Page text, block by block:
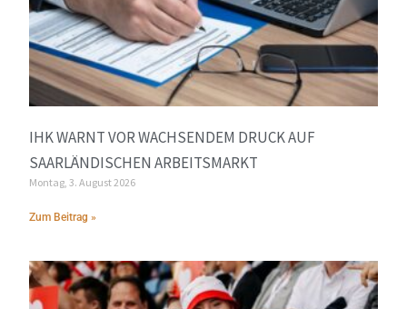
IHK WARNT VOR WACHSENDEM DRUCK AUF
SAARLÄNDISCHEN ARBEITSMARKT
Montag, 3. August 2026
Zum Beitrag »